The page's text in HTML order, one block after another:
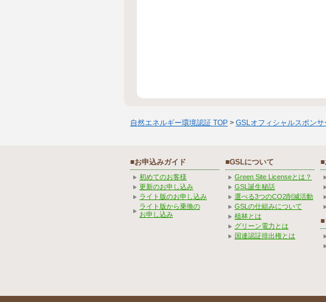
自然エネルギー環境認証 TOP > GSLオフィシャルスポンサ
■お申込みガイド
初めてのお客様
更新のお申し込み
ライト版のお申し込み
ライト版から乗換の
お申し込み
■GSLについて
Green Site Licenseとは？
GSL誕生秘話
選べる3つのCO2削減活動
GSLの仕組みについて
植林とは
グリーン電力とは
国連認証排出権とは
■
■